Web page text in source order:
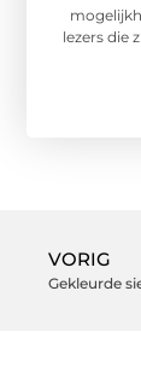
lezers die
VORIG